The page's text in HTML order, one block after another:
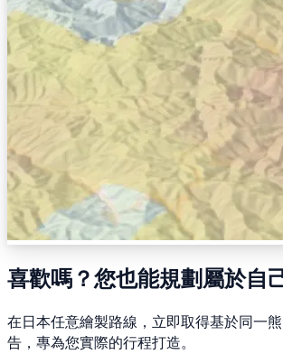
喜歡嗎？您也能規劃屬於自
在日本任意繪製路線，立即取得基於同一
告，專為您實際的行程打造。